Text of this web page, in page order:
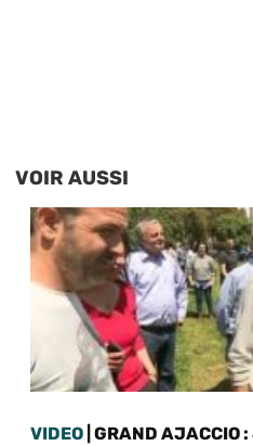
VOIR AUSSI
VIDEO | GRAND AJACCIO